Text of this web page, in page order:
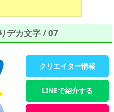
デカ文字 / 07
クリエイター情報
LINEで紹介する